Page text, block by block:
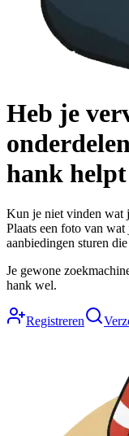
Heb je
hank
Kun je niet vinden wat
Plaats een foto van
aanbiedingen sturen
Je gewone
hank wel.
Registreren